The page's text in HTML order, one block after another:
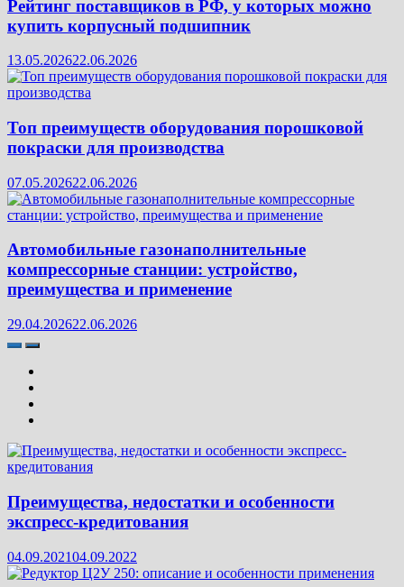
Рейтинг поставщиков в РФ, у которых можно
купить корпусный подшипник
13.05.202622.06.2026
Топ преимуществ оборудования порошковой
покраски для производства
07.05.202622.06.2026
Автомобильные газонаполнительные
компрессорные станции: устройство,
преимущества и применение
29.04.202622.06.2026
Преимущества, недостатки и особенности
экспресс-кредитования
04.09.202104.09.2022